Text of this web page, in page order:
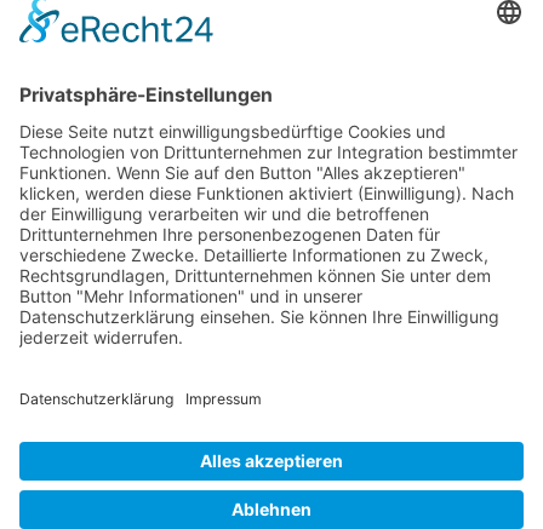
Allgemeine Geschäftsbedingungen
Datenschutzerklärung
Unser Seminarangebot
Seminarreihen
Seminare
Webinare
Referenten
Neuigkeiten
Newsletter
News